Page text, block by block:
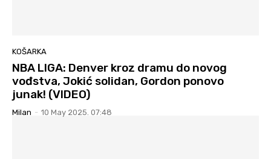
KOŠARKA
NBA LIGA: Denver kroz dramu do novog
vođstva, Jokić solidan, Gordon ponovo
junak! (VIDEO)
Milan - 10 May 2025. 07:48